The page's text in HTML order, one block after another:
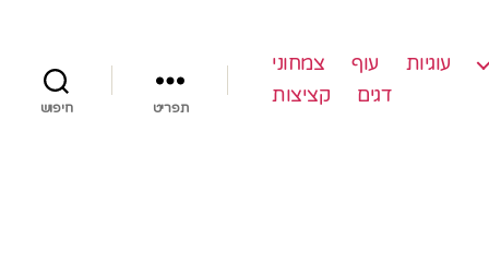
עוגיות עוף
צמחוני
דגים
קציצות
תפריט חיפוש